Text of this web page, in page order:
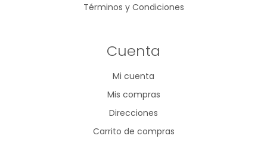
Términos y Condiciones
Cuenta
Mi cuenta
Mis compras
Direcciones
Carrito de compras